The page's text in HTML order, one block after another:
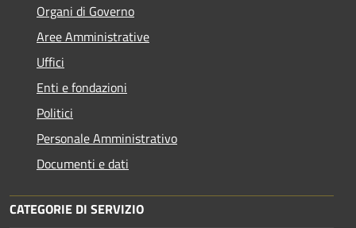
Organi di Governo
Aree Amministrative
Uffici
Enti e fondazioni
Politici
Personale Amministrativo
Documenti e dati
CATEGORIE DI SERVIZIO